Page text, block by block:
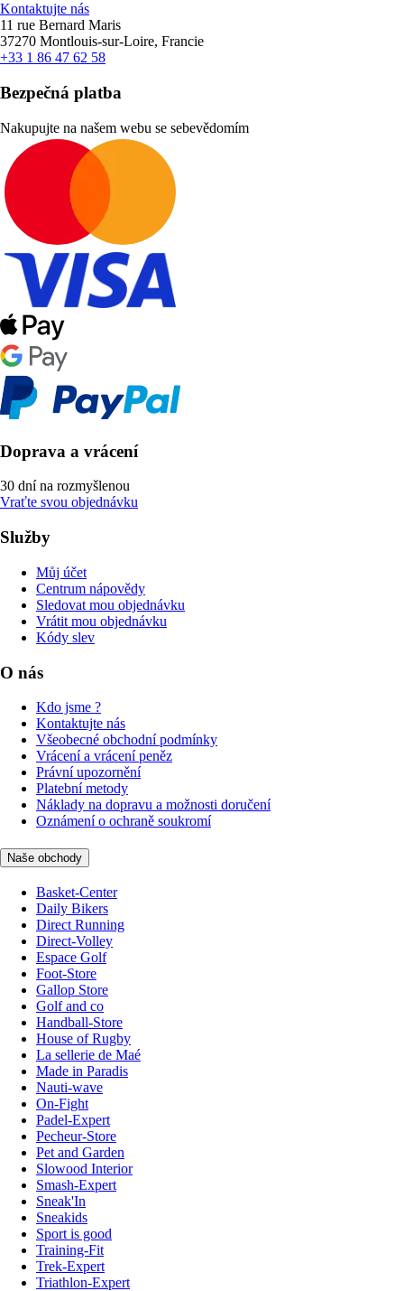
Kontaktujte nás
11 rue Bernard Maris
37270 Montlouis-sur-Loire, Francie
+33 1 86 47 62 58
Bezpečná platba
Nakupujte na našem webu se sebevědomím
Doprava a vrácení
30 dní na rozmyšlenou
Vraťte svou objednávku
Služby
Můj účet
Centrum nápovědy
Sledovat mou objednávku
Vrátit mou objednávku
Kódy slev
O nás
Kdo jsme ?
Kontaktujte nás
Všeobecné obchodní podmínky
Vrácení a vrácení peněz
Právní upozornění
Platební metody
Náklady na dopravu a možnosti doručení
Oznámení o ochraně soukromí
Naše obchody
Basket-Center
Daily Bikers
Direct Running
Direct-Volley
Espace Golf
Foot-Store
Gallop Store
Golf and co
Handball-Store
House of Rugby
La sellerie de Maé
Made in Paradis
Nauti-wave
On-Fight
Padel-Expert
Pecheur-Store
Pet and Garden
Slowood Interior
Smash-Expert
Sneak'In
Sneakids
Sport is good
Training-Fit
Trek-Expert
Triathlon-Expert